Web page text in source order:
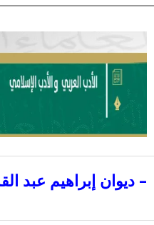
– ديوان إبراهيم عبد